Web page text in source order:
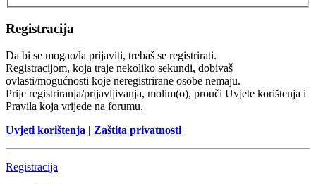
Registracija
Da bi se mogao/la prijaviti, trebaš se registrirati.
Registracijom, koja traje nekoliko sekundi, dobivaš
ovlasti/mogućnosti koje neregistrirane osobe nemaju.
Prije registriranja/prijavljivanja, molim(o), prouči Uvjete korištenja i
Pravila koja vrijede na forumu.
Uvjeti korištenja | Zaštita privatnosti
Registracija